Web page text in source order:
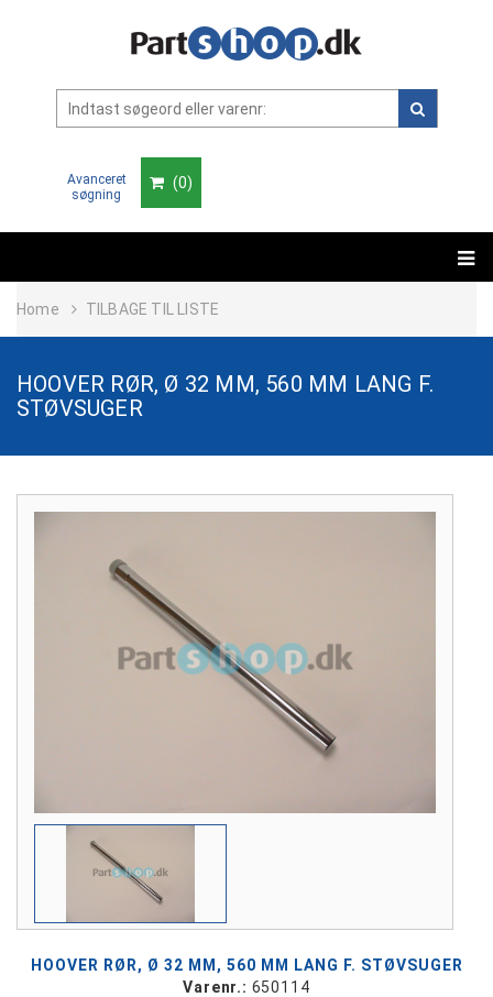
Avanceret
søgning
(0)
Home TILBAGE TIL LISTE
HOOVER RØR, Ø 32 MM, 560 MM LANG F.
STØVSUGER
HOOVER RØR, Ø 32 MM, 560 MM LANG F. STØVSUGER
Varenr.: 650114